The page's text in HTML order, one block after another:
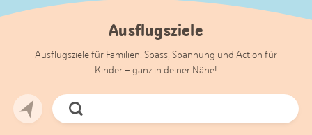
Ausflugsziele
Ausflugsziele für Familien: Spass, Spannung und Action für
Kinder – ganz in deiner Nähe!
Jetzt
Suchen